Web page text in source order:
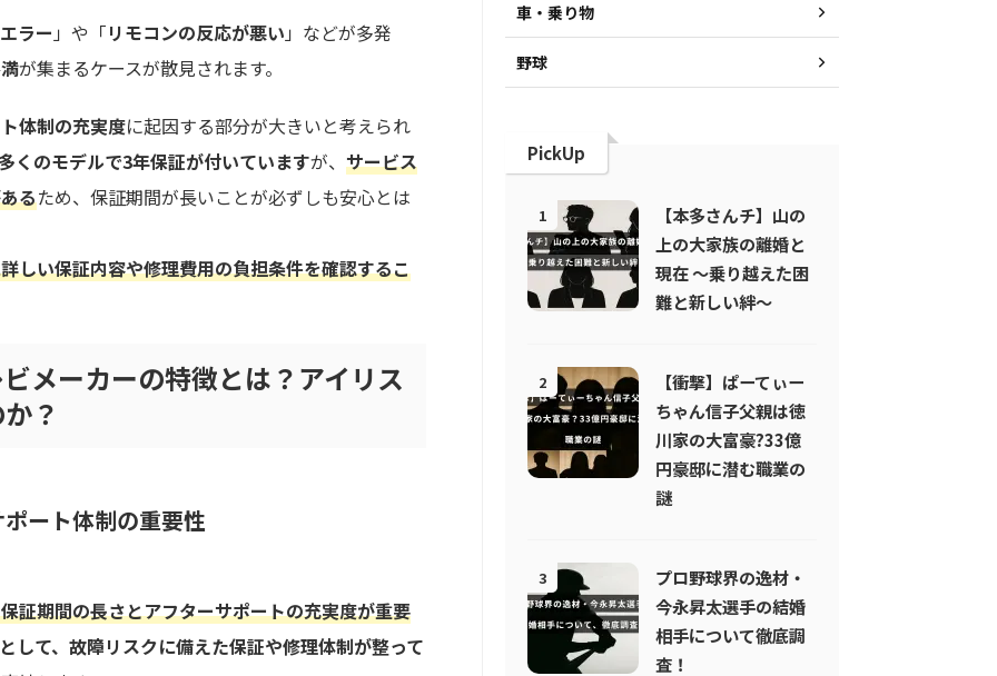
ラー 」や「リモコンの反応が悪い 」などが多発
が集まるケースが散見されます。
体制の充実度に起因する部分が大きいと考えられ
くのモデルで3年保証が付いていますが、 サービス
るため、保証期間が長いことが必ずしも安心とは
しい保証内容や修理費用の負担条件を確認するこ
メーカーの特徴とは？アイリス
？
ート体制の重要性
証期間の長さとアフターサポートの充実度が重要
して、故障リスクに備えた保証や修理体制が整って
車・乗り物
野球
PickUp
1
【本多さんチ】山の
上の大家族の離婚と
現在 〜乗り越えた困
難と新しい絆〜
2
【衝撃】ぱーてぃー
ちゃん信子父親は徳
川家の大富豪?33億
円豪邸に潜む職業の
謎
3
プロ野球界の逸材・
今永昇太選手の結婚
相手について徹底調
査！